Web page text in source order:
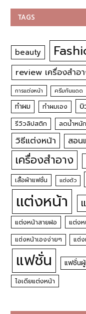
TAGS
beauty
review เครื่องสำอ
การแต่งหน้า ครีมกันแดด
ทำผม ทำผมเอง
รีวิวลิปสติก ลดน้ำหนัก
วิธีแต่งหน้า
สอน
เครื่องสำอาง
เสื้อผ้าแฟชั่น แต่งตัว
แต่งหน้า
แต่งหน้าสายฝอ แต่งห
แต่งหน้าเองง่ายๆ แต่
แฟชั่น แฟชั่น
ไอเดียแต่งหน้า